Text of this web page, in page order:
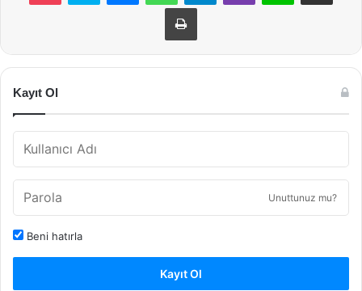
Yazdır
Kayıt Ol
Unuttunuz mu?
Beni hatırla
Kayıt Ol